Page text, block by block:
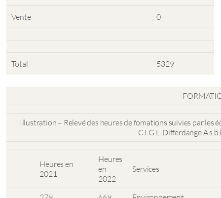
Vente 0
Total 5329
Illustration – Relevé des heures de fomations suivies par les
C.I.G.L. Differdange
Heures en
2021
Heures
en
2022
Services